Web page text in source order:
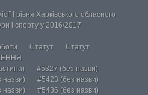
І рівня Харківського обласного
і спорту у 2016/2017
Статут
Статут
#5327 (без назви)
назви)
#5423 (без назви)
назви)
#5436 (без назви)